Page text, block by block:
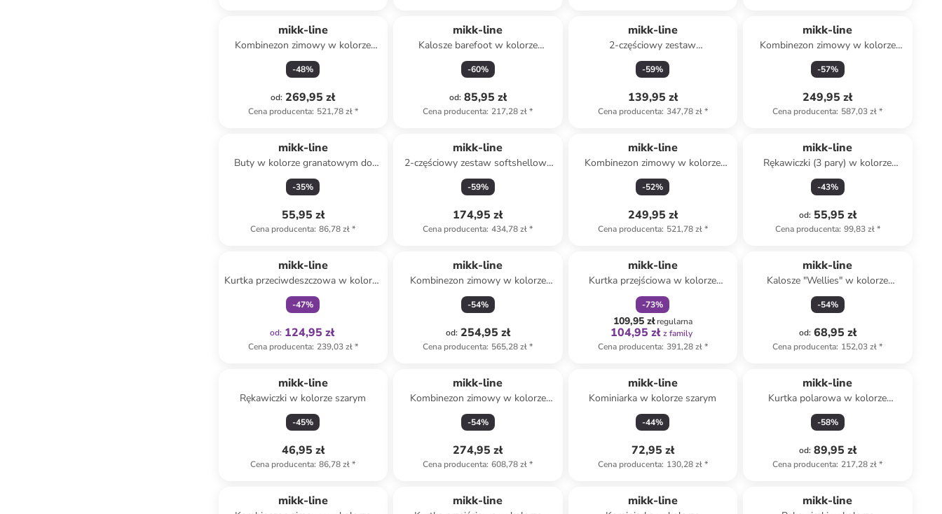
mikk-line
Kombinezon zimowy w kolorze
khaki
-48%
od: 269,95 zł
Cena producenta: 521,78 zł*
mikk-line
Kalosze barefoot w kolorze
beżowo-koralowym
-60%
od: 85,95 zł
Cena producenta: 217,28 zł*
mikk-line
2-częściowy zestaw
przeciwdeszczowy w kolorze
turkusowo-oliwkowym
-59%
139,95 zł
Cena producenta: 347,78 zł*
mikk-line
Kombinezon zimowy w kolorze
beżowym
-57%
249,95 zł
Cena producenta: 587,03 zł*
mikk-line
Buty w kolorze granatowym do
nauki chodzenia
-35%
55,95 zł
Cena producenta: 86,78 zł*
mikk-line
2-częściowy zestaw softshellowy
w kolorze szarym
-59%
174,95 zł
Cena producenta: 434,78 zł*
mikk-line
Kombinezon zimowy w kolorze
brązowym
-52%
249,95 zł
Cena producenta: 521,78 zł*
mikk-line
Rękawiczki (3 pary) w kolorze
szarym, jasnobrązowym i czarnym
-43%
od: 55,95 zł
Cena producenta: 99,83 zł*
mikk-line
Kurtka przeciwdeszczowa w kolorze
jasnoróżowym
-47%
od: 124,95 zł
Cena producenta: 239,03 zł*
mikk-line
Kombinezon zimowy w kolorze
brązowym
-54%
od: 254,95 zł
Cena producenta: 565,28 zł*
mikk-line
Kurtka przejściowa w kolorze
granatowym
-73%
109,95 złregularna
104,95 zł z family
Cena producenta: 391,28 zł*
mikk-line
Kalosze "Wellies" w kolorze
fioletowym do chodzenia na boso
-54%
od: 68,95 zł
Cena producenta: 152,03 zł*
mikk-line
Rękawiczki w kolorze szarym
-45%
46,95 zł
Cena producenta: 86,78 zł*
mikk-line
Kombinezon zimowy w kolorze
zielonym
-54%
274,95 zł
Cena producenta: 608,78 zł*
mikk-line
Kominiarka w kolorze szarym
-44%
72,95 zł
Cena producenta: 130,28 zł*
mikk-line
Kurtka polarowa w kolorze
beżowo-turusowym
-58%
od: 89,95 zł
Cena producenta: 217,28 zł*
mikk-line mikk-line mikk-line mikk-line